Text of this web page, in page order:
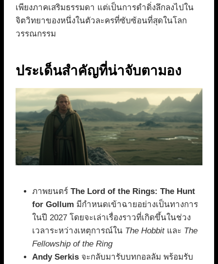
เพียงภาคเสริมธรรมดา แต่เป็นการดำดิ่งลึกลงไปใน
จิตวิทยาของหนึ่งในตัวละครที่ซับซ้อนที่สุดในโลก
วรรณกรรม
ประเด็นสำคัญที่น่าจับตามอง
ภาพยนตร์ The Lord of the Rings: The Hunt
for Gollum มีกำหนดเข้าฉายอย่างเป็นทางการ
ในปี 2027 โดยจะเล่าเรื่องราวที่เกิดขึ้นในช่วง
เวลาระหว่างเหตุการณ์ใน The Hobbitและ The
Fellowship of the Ring
Andy Serkis จะกลับมารับบทกอลลัม พร้อมรับ